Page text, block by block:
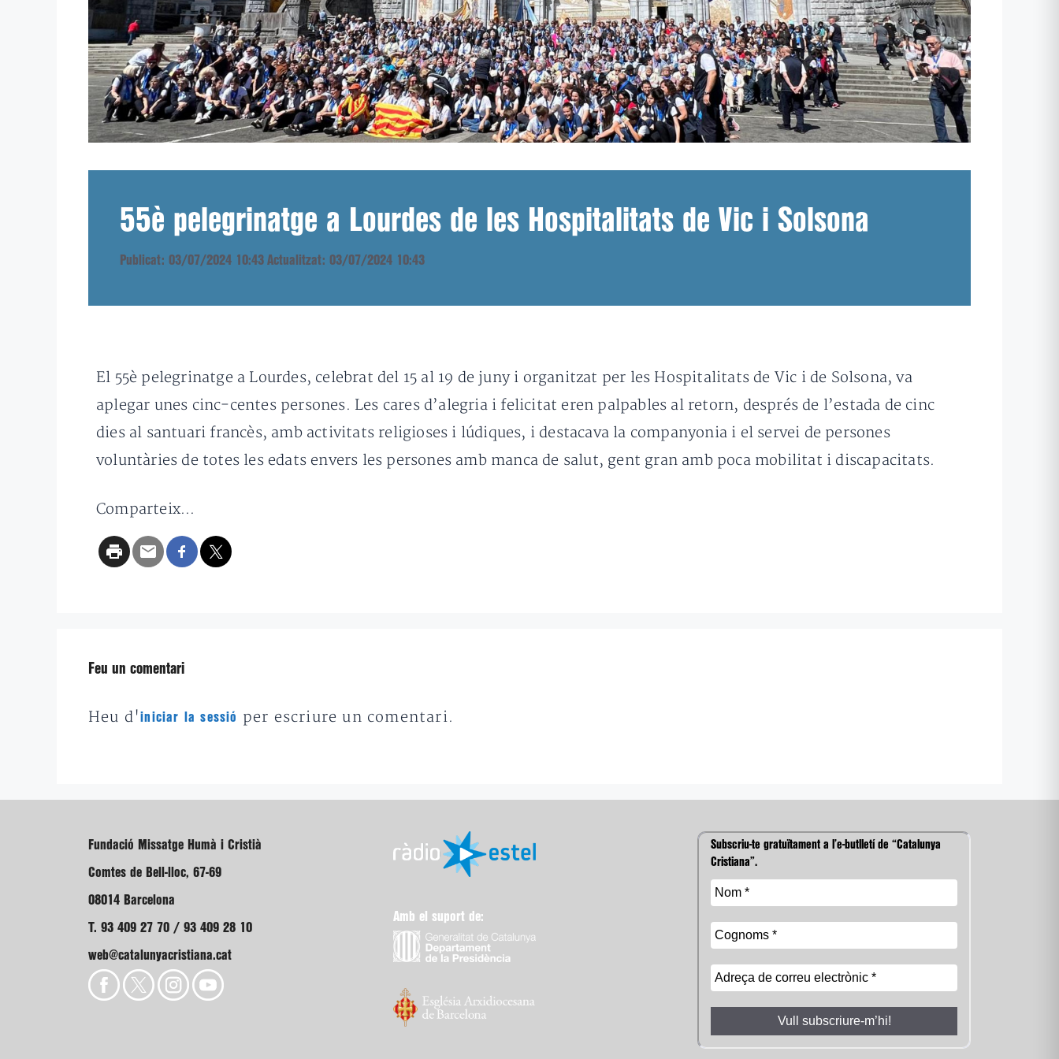
55è pelegrinatge a Lourdes de les Hospitalitats de Vic i Solsona
Publicat: 03/07/2024 10:43 Actualitzat: 03/07/2024 10:43
El 55è pelegrinatge a Lourdes, celebrat del 15 al 19 de juny i organitzat per les Hospitalitats de Vic i de Solsona, va
aplegar unes cinc-centes persones. Les cares d’alegria i felicitat eren palpables al retorn, després de l’estada de cinc
dies al santuari francès, amb activitats religioses i lúdiques, i destacava la companyonia i el servei de persones
voluntàries de totes les edats envers les persones amb manca de salut, gent gran amb poca mobilitat i discapacitats.
Comparteix...
Feu un comentari
Heu d'iniciar la sessió per escriure un comentari.
Fundació Missatge Humà i Cristià
Comtes de Bell-lloc, 67-69
08014 Barcelona
T. 93 409 27 70 / 93 409 28 10
web@catalunyacristiana.cat
Amb el suport de:
Subscriu-te gratuïtament a l’e-butlletí de “Catalunya
Cristiana”.